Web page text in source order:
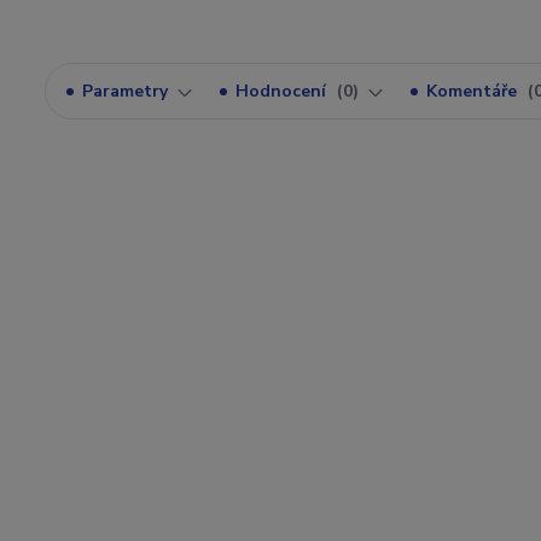
Parametry Hodnocení 0 Komentáře